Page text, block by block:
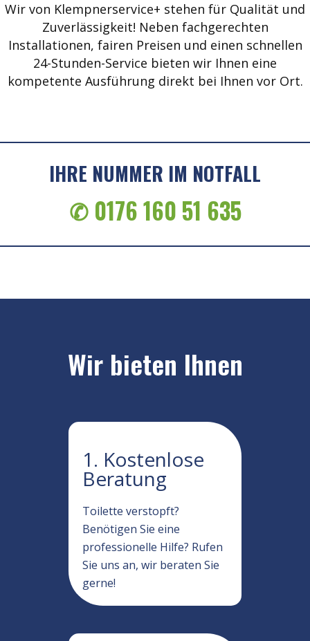
Wir von Klempnerservice+ stehen für Qualität und
Zuverlässigkeit! Neben fachgerechten
Installationen, fairen Preisen und einen schnellen
24-Stunden-Service bieten wir Ihnen eine
kompetente Ausführung direkt bei Ihnen vor Ort.
IHRE NUMMER IM NOTFALL
✆ 0176 160 51 635
Wir bieten Ihnen
1. Kostenlose
Beratung
Toilette verstopft?
Benötigen Sie eine
professionelle Hilfe? Rufen
Sie uns an, wir beraten Sie
gerne!